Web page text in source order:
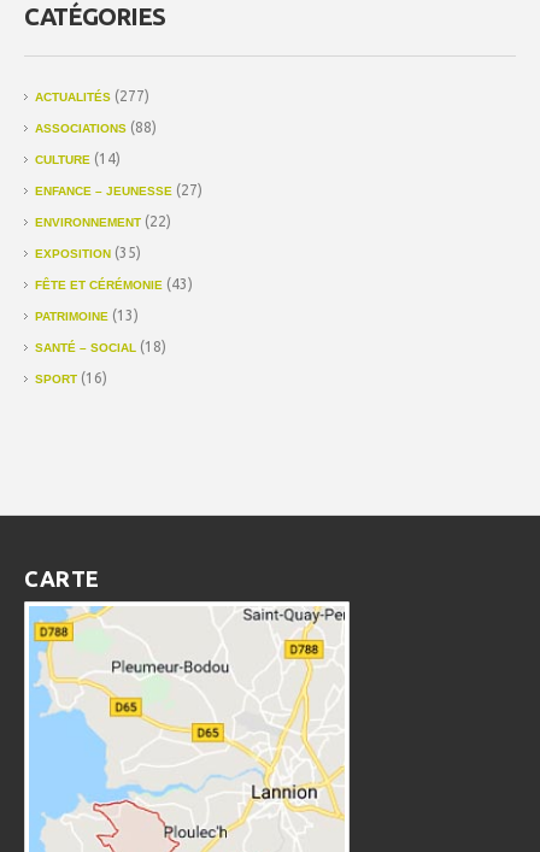
CATÉGORIES
ACTUALITÉS (277)
ASSOCIATIONS (88)
CULTURE (14)
ENFANCE – JEUNESSE (27)
ENVIRONNEMENT (22)
EXPOSITION (35)
FÊTE ET CÉRÉMONIE (43)
PATRIMOINE (13)
SANTÉ – SOCIAL (18)
SPORT (16)
CARTE